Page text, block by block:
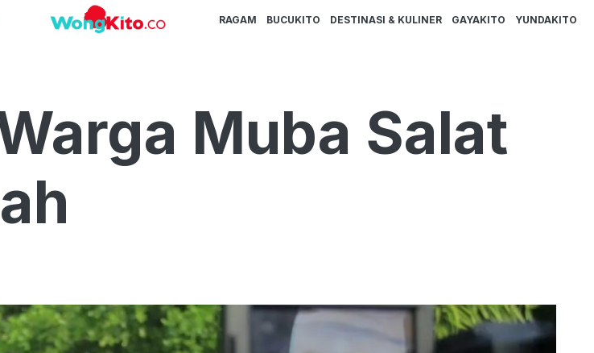
RAGAM BUCUKITO DESTINASI & KULINER GAYAKITO YUNDAKITO
Muba Salat